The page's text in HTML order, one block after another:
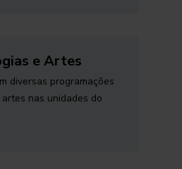
e Artes
diversas programações
nas unidades do